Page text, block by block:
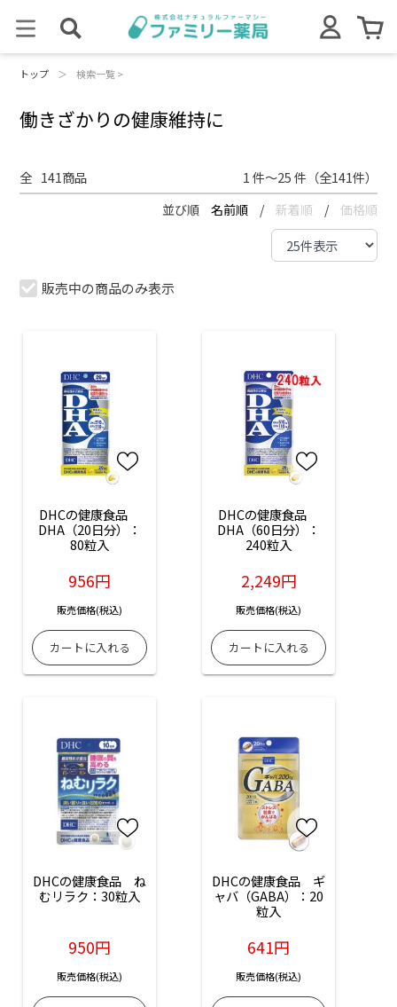
トップ ＞ 検索一覧 >
働きざかりの健康維持に
全 141商品 1 件～25 件（全141件）
並び順 名前順 / 新着順 / 価格順
販売中の商品のみ表示
DHCの健康食品
DHA（20日分）：
80粒入
956円
販売価格(税込)
DHCの健康食品
DHA（60日分）：
240粒入
2,249円
販売価格(税込)
DHCの健康食品　ね
むリラク：30粒入
950円
販売価格(税込)
DHCの健康食品　ギ
ャバ（GABA）：20
粒入
641円
販売価格(税込)